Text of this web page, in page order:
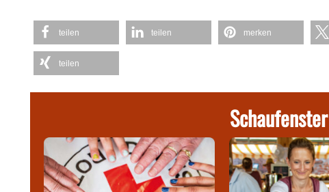
teilen teilen merken
teilen
Schaufenster